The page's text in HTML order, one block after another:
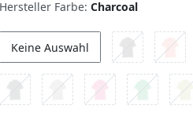
Hersteller Farbe: Charcoal
Keine Auswahl